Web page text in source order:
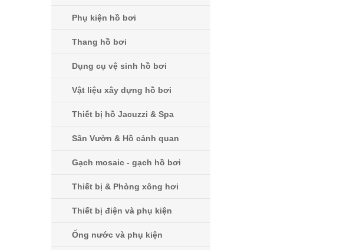
Phụ kiện hồ bơi
Thang hồ bơi
Dụng cụ vệ sinh hồ bơi
Vật liệu xây dựng hồ bơi
Thiết bị hồ Jacuzzi & Spa
Sân Vườn & Hồ cảnh quan
Gạch mosaic - gạch hồ bơi
Thiết bị & Phòng xông hơi
Thiết bị điện và phụ kiện
Ống nước và phụ kiện